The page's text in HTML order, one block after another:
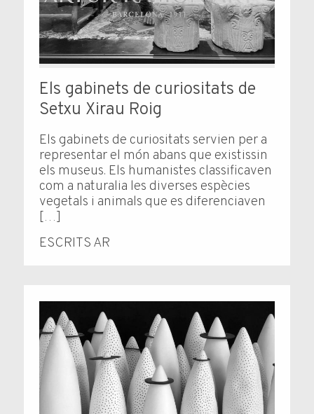
ESCRITS AR
Els gabinets de curiositats de
Setxu Xirau Roig
Els gabinets de curiositats servien per a
representar el món abans que existissin
els museus. Els humanistes classificaven
com a naturalia les diverses espècies
vegetals i animals que es diferenciaven
[…]